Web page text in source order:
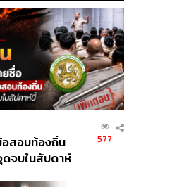
สอบท้องถิ่น
จบในสัปดาห์
577